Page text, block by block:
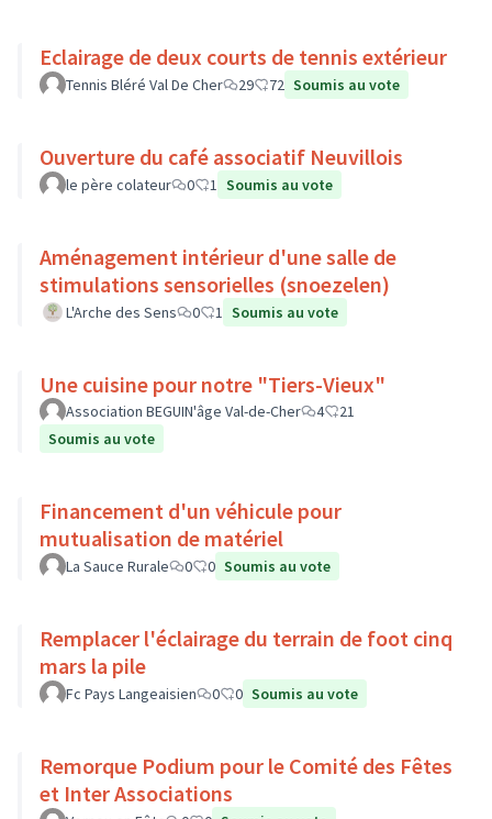
Eclairage de deux courts de tennis extérieur
Tennis Bléré Val De Cher 29 72 Soumis au vote
Ouverture du café associatif Neuvillois
le père colateur 0 1 Soumis au vote
Aménagement intérieur d'une salle de
stimulations sensorielles (snoezelen)
L'Arche des Sens 0 1 Soumis au vote
Une cuisine pour notre "Tiers-Vieux"
Association BEGUIN'âge Val-de-Cher 4
21
Soumis au vote
Financement d'un véhicule pour
mutualisation de matériel
La Sauce Rurale 0 0 Soumis au vote
Remplacer l'éclairage du terrain de foot cinq
mars la pile
Fc Pays Langeaisien 0 0 Soumis au vote
Remorque Podium pour le Comité des Fêtes
et Inter Associations